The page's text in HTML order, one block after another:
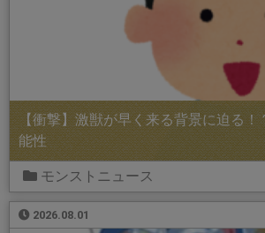
【衝撃】激獣が早く来る背景に迫る！
能性
モンストニュース
2026.08.01